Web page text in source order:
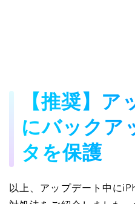
【推奨】ア
にバックア
タを保護
以上、アップデート中に